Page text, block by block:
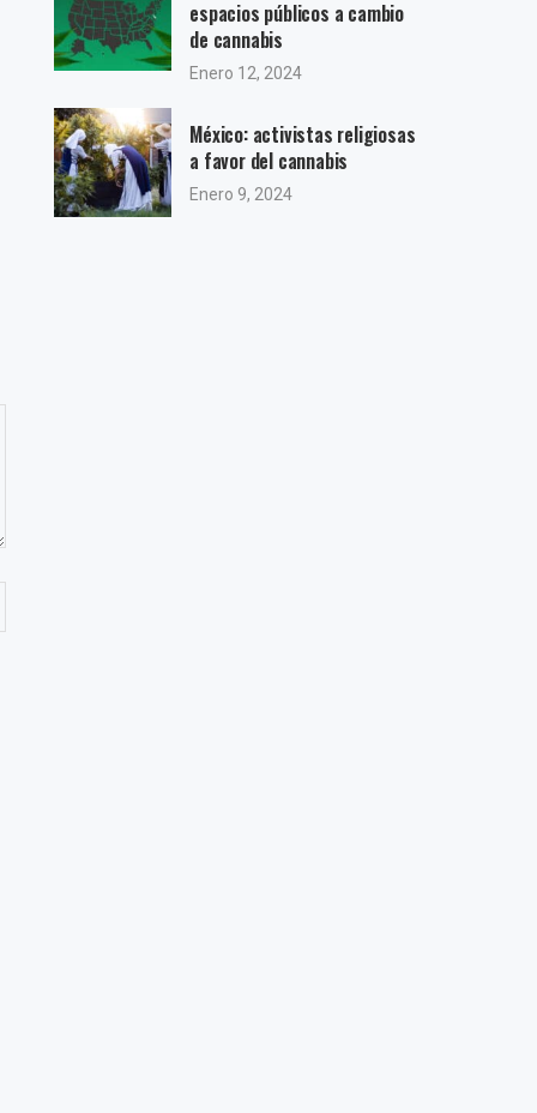
espacios públicos a cambio
de cannabis
Enero 12, 2024
México: activistas religiosas
a favor del cannabis
Enero 9, 2024